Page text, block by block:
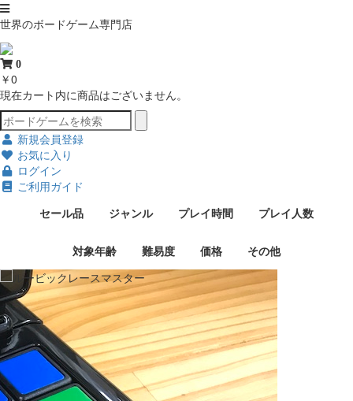
世界のボードゲーム専門店
0
￥0
現在カート内に商品はございません。
新規会員登録
お気に入り
ログイン
ご利用ガイド
セール品
ジャンル プレイ時間 プレイ人数
対象年齢 難易度 価格 その他